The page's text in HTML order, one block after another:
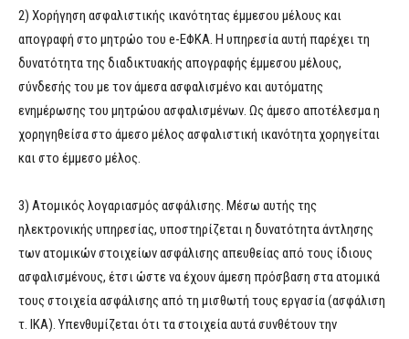
2) Χορήγηση ασφαλιστικής ικανότητας έμμεσου μέλους και
απογραφή στο μητρώο του e-ΕΦΚΑ. Η υπηρεσία αυτή παρέχει τη
δυνατότητα της διαδικτυακής απογραφής έμμεσου μέλους,
σύνδεσής του με τον άμεσα ασφαλισμένο και αυτόματης
ενημέρωσης του μητρώου ασφαλισμένων. Ως άμεσο αποτέλεσμα η
χορηγηθείσα στο άμεσο μέλος ασφαλιστική ικανότητα χορηγείται
και στο έμμεσο μέλος.
3) Ατομικός λογαριασμός ασφάλισης. Μέσω αυτής της
ηλεκτρονικής υπηρεσίας, υποστηρίζεται η δυνατότητα άντλησης
των ατομικών στοιχείων ασφάλισης απευθείας από τους ίδιους
ασφαλισμένους, έτσι ώστε να έχουν άμεση πρόσβαση στα ατομικά
τους στοιχεία ασφάλισης από τη μισθωτή τους εργασία (ασφάλιση
τ. ΙΚΑ). Υπενθυμίζεται ότι τα στοιχεία αυτά συνθέτουν την